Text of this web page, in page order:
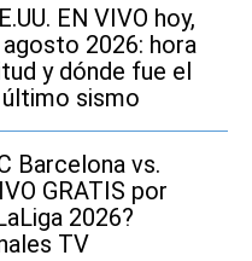
EN VIVO hoy,
2026: hora
y dónde fue el
sismo
Barcelona vs.
GRATIS por
2026?
TV